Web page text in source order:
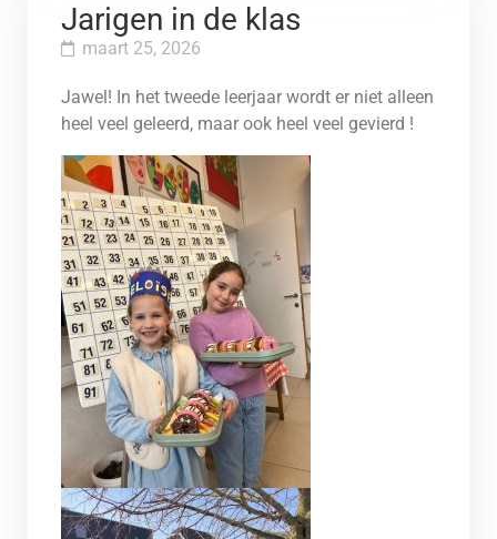
Jarigen in de klas
maart 25, 2026
Jawel! In het tweede leerjaar wordt er niet alleen
heel veel geleerd, maar ook heel veel gevierd !